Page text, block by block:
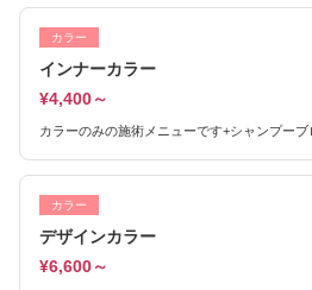
カラー
インナーカラー
¥4,400～
カラーのみの施術メニューです+シャンプーブ
カラー
デザインカラー
¥6,600～